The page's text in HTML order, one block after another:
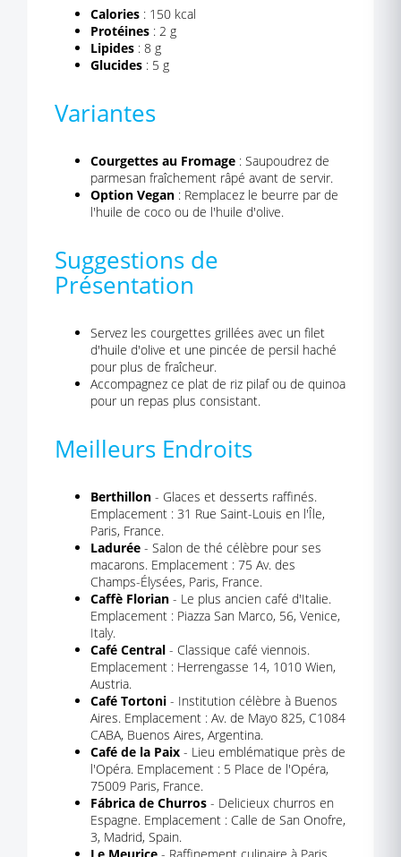
Calories : 150 kcal
Protéines : 2 g
Lipides : 8 g
Glucides : 5 g
Variantes
Courgettes au Fromage : Saupoudrez de
parmesan fraîchement râpé avant de servir.
Option Vegan : Remplacez le beurre par de
l'huile de coco ou de l'huile d'olive.
Suggestions de
Présentation
Servez les courgettes grillées avec un filet
d'huile d'olive et une pincée de persil haché
pour plus de fraîcheur.
Accompagnez ce plat de riz pilaf ou de quinoa
pour un repas plus consistant.
Meilleurs Endroits
Berthillon - Glaces et desserts raffinés.
Emplacement : 31 Rue Saint-Louis en l'Île,
Paris, France.
Ladurée - Salon de thé célèbre pour ses
macarons. Emplacement : 75 Av. des
Champs-Élysées, Paris, France.
Caffè Florian - Le plus ancien café d'Italie.
Emplacement : Piazza San Marco, 56, Venice,
Italy.
Café Central - Classique café viennois.
Emplacement : Herrengasse 14, 1010 Wien,
Austria.
Café Tortoni - Institution célèbre à Buenos
Aires. Emplacement : Av. de Mayo 825, C1084
CABA, Buenos Aires, Argentina.
Café de la Paix - Lieu emblématique près de
l'Opéra. Emplacement : 5 Place de l'Opéra,
75009 Paris, France.
Fábrica de Churros - Delicieux churros en
Espagne. Emplacement : Calle de San Onofre,
3, Madrid, Spain.